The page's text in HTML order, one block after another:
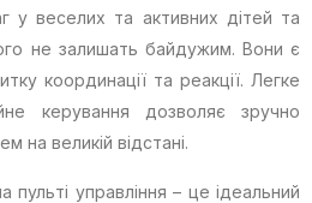
у веселих та активних дітей та
не залишать байдужим. Вони є
координації та реакції. Легке
керування дозволяє зручно
на великій відстані.
управління – це ідеальний